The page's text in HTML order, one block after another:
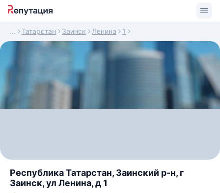
Татарстан Заинск Ленина 1
Республика Татарстан, Заинский р-н, г
Заинск, ул Ленина, д 1